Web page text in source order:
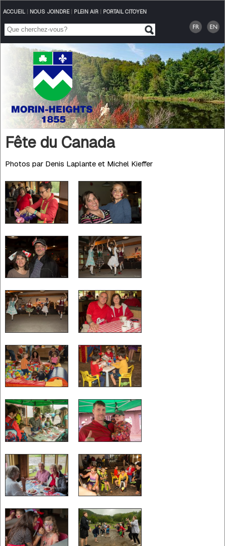
ACCUEIL| NOUS JOINDRE| PLEIN AIR| PORTAIL CITOYEN
Fête du Canada
Photos par Denis Laplante et Michel Kieffer